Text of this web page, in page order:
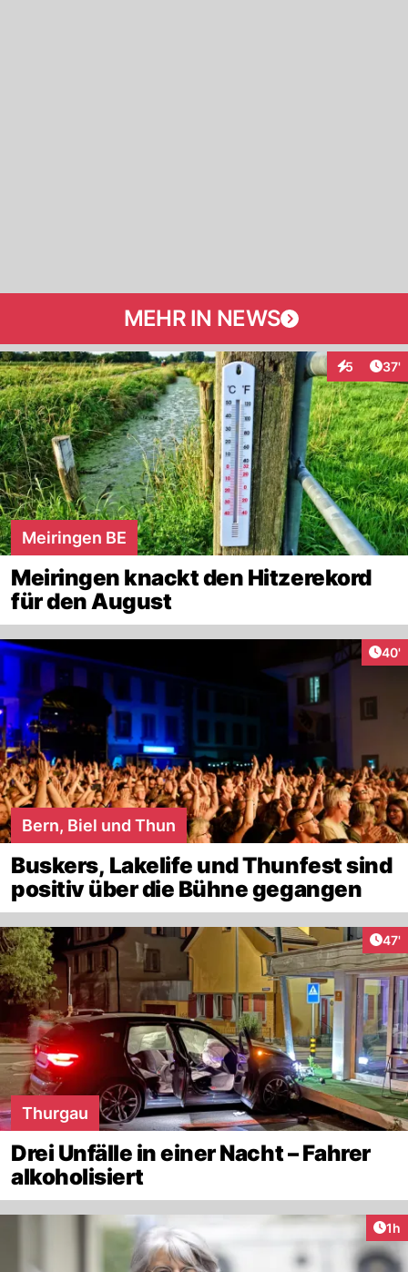
MEHR IN NEWS
5 37'
Meiringen BE
Meiringen knackt den Hitzerekord
für den August
40'
Bern, Biel und Thun
Buskers, Lakelife und Thunfest sind
positiv über die Bühne gegangen
47'
Thurgau
Drei Unfälle in einer Nacht – Fahrer
alkoholisiert
1h